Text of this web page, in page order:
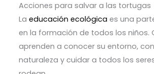
Acciones para salvar a las tortugas
La educación ecológica es una
en la formación de todos los niños.
aprenden a conocer su entorno,
naturaleza y cuidar a todos los